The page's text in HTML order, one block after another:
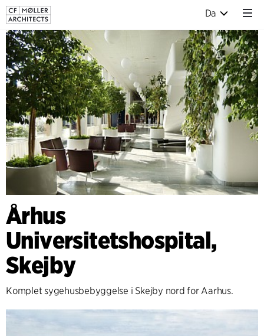
Da
Århus
Universitetshospital,
Skejby
Komplet sygehusbebyggelse i Skejby nord for Aarhus.